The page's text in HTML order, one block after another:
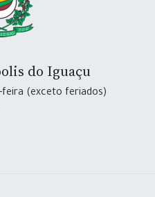
do Iguaçu
feira (exceto feriados)